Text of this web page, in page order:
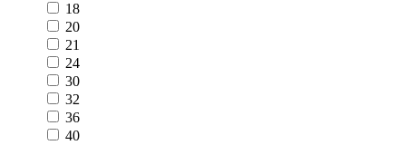
18
20
21
24
30
32
36
40